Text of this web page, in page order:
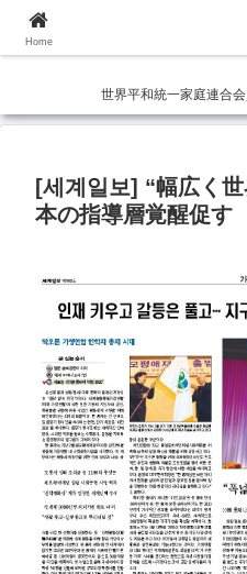
世界平和統一家庭連合
[세계일보] “幅広く
本の指導層覚醒促す
Home